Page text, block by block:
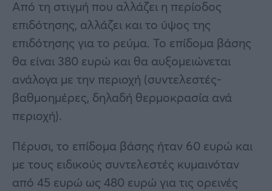
Από τη στιγμή που αλλάζει η περίοδος
επιδότησης, αλλάζει και το ύψος της
επιδότησης για το ρεύμα. Το επίδομα βάσης
θα είναι 380 ευρώ και θα αυξομειώνεται
ανάλογα με την περιοχή (συντελεστές-
βαθμοημέρες, δηλαδή θερμοκρασία ανά
περιοχή).
Πέρυσι, το επίδομα βάσης ήταν 60 ευρώ και
με τους ειδικούς συντελεστές κυμαινόταν
από 45 ευρώ ως 480 ευρώ για τις ορεινές